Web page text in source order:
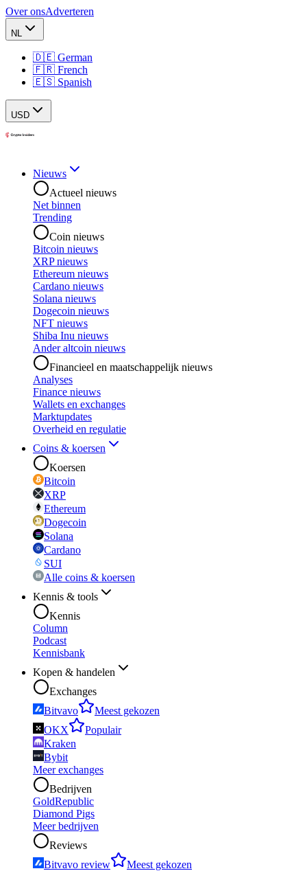
Over onsAdverteren
NL
🇩🇪 German
🇫🇷 French
🇪🇸 Spanish
USD
Nieuws
Actueel nieuws
Net binnen
Trending
Coin nieuws
Bitcoin nieuws
XRP nieuws
Ethereum nieuws
Cardano nieuws
Solana nieuws
Dogecoin nieuws
NFT nieuws
Shiba Inu nieuws
Ander altcoin nieuws
Financieel en maatschappelijk nieuws
Analyses
Finance nieuws
Wallets en exchanges
Marktupdates
Overheid en regulatie
Coins & koersen
Koersen
Bitcoin
XRP
Ethereum
Dogecoin
Solana
Cardano
SUI
Alle coins & koersen
Kennis & tools
Kennis
Column
Podcast
Kennisbank
Kopen & handelen
Exchanges
Bitvavo
Meest gekozen
OKX
Populair
Kraken
Bybit
Meer exchanges
Bedrijven
GoldRepublic
Diamond Pigs
Meer bedrijven
Reviews
Bitvavo review
Meest gekozen